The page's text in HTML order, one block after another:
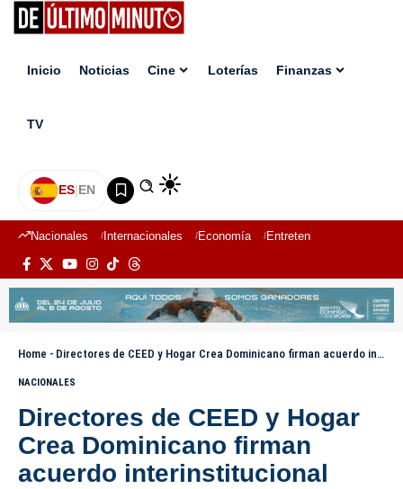
Inicio Noticias Cine Loterías Finanzas
TV
ES|EN
Nacionales Internacionales Economía Entretenimiento
Home - Directores de CEED y Hogar Crea Dominicano firman acuerdo interinstitucional
NACIONALES
Directores de CEED y Hogar
Crea Dominicano firman
acuerdo interinstitucional